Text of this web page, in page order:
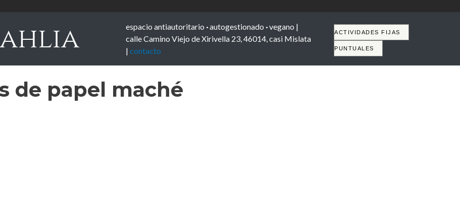
espacio antiautoritario ·autogestionado ·vegano |
calle Camino Viejo de Xirivella 23, 46014, casi Mislata
| contacto
Tabs
ACTIVIDADES FIJAS
PUNTUALES
de papel maché